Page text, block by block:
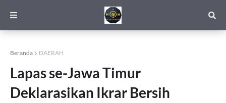
Beranda DAERAH
Lapas se-Jawa Timur
Deklarasikan Ikrar Bersih